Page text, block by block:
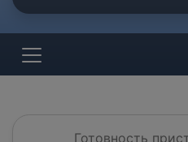
Готовность